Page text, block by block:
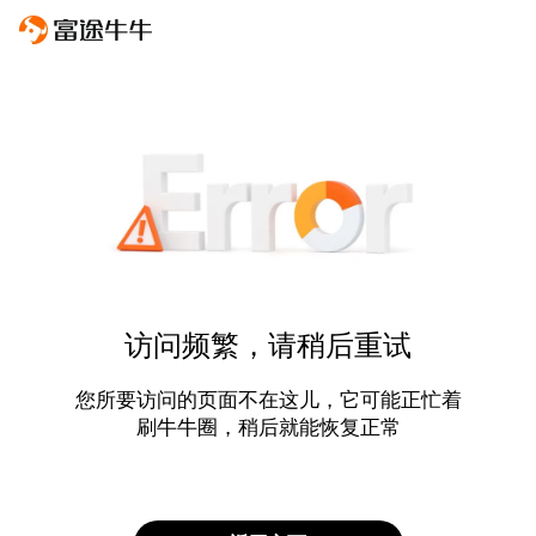
访问频繁，请稍后重试
您所要访问的页面不在这儿，它可能正忙着
刷牛牛圈，稍后就能恢复正常